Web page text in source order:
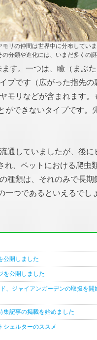
モリの仲間は世界中に分布していま
の分類や進化には、いまだ多くの
す。一つは、瞼（まぶ
プです（広がった指先
リなどが含まれます。
できないタイプです。
通していましたが、後
、ペットにおける爬虫
種類は、それのみで長期
つであるといえるでし
公開しました
を公開しました
、ジャイアンガーデンの取扱を
集記事の掲載を始めました
シェルターのススメ